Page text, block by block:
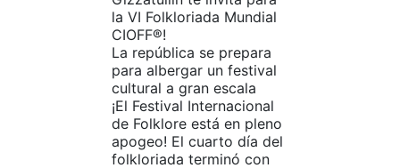
la VI Folkloriada Mundial
CIOFF®!
La república se prepara
para albergar un festival
cultural a gran escala
¡El Festival Internacional
de Folklore está en pleno
apogeo! El cuarto día del
folkloriada terminó con